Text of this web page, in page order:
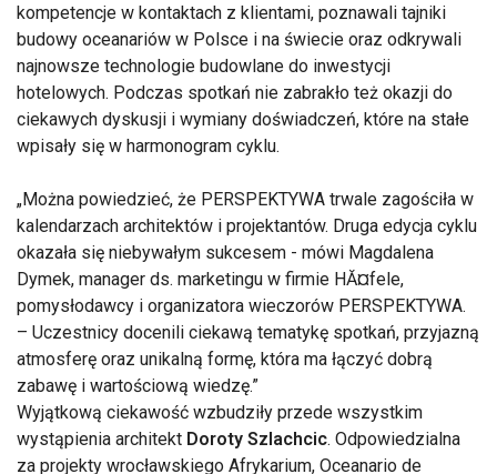
kompetencje w kontaktach z klientami, poznawali tajniki
budowy oceanariów w Polsce i na świecie oraz odkrywali
najnowsze technologie budowlane do inwestycji
hotelowych. Podczas spotkań nie zabrakło też okazji do
ciekawych dyskusji i wymiany doświadczeń, które na stałe
wpisały się w harmonogram cyklu.
Można powiedzieć, że PERSPEKTYWA trwale zagościła w
kalendarzach architektów i projektantów. Druga edycja cyklu
okazała się niebywałym sukcesem - mówi Magdalena
Dymek, manager ds. marketingu w firmie HĂ¤fele,
pomysłodawcy i organizatora wieczorów PERSPEKTYWA.
– Uczestnicy docenili ciekawą tematykę spotkań, przyjazną
atmosferę oraz unikalną formę, która ma łączyć dobrą
zabawę i wartościową wiedzę.
Wyjątkową ciekawość wzbudziły przede wszystkim
wystąpienia architekt Doroty Szlachcic. Odpowiedzialna
za projekty wrocławskiego Afrykarium, Oceanario de